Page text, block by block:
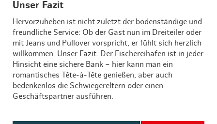
Unser Fazit
Hervorzuheben ist nicht zuletzt der bodenständige und
freundliche Service: Ob der Gast nun im Dreiteiler oder
mit Jeans und Pullover vorspricht, er fühlt sich herzlich
willkommen. Unser Fazit: Der Fischereihafen ist in jeder
Hinsicht eine sichere Bank – hier kann man ein
romantisches Tête-à-Tête genießen, aber auch
bedenkenlos die Schwiegereltern oder einen
Geschäftspartner ausführen.